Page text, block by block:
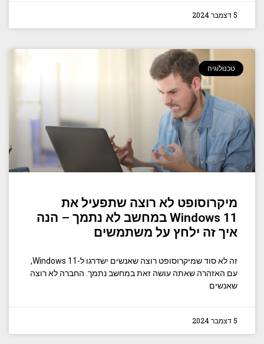
5 דצמבר 2024
טכנולוגיה
מיקרוסופט לא רוצה שתפעיל את
Windows 11 במחשב לא נתמך – הנה
איך זה ילחץ על משתמשים
זה לא סוד שמיקרוסופט רוצה שאנשים ישדרגו ל-Windows 11,
עם האזהרה שאתה עושה זאת במחשב נתמך. החברה לא רוצה
שאנשים
5 דצמבר 2024